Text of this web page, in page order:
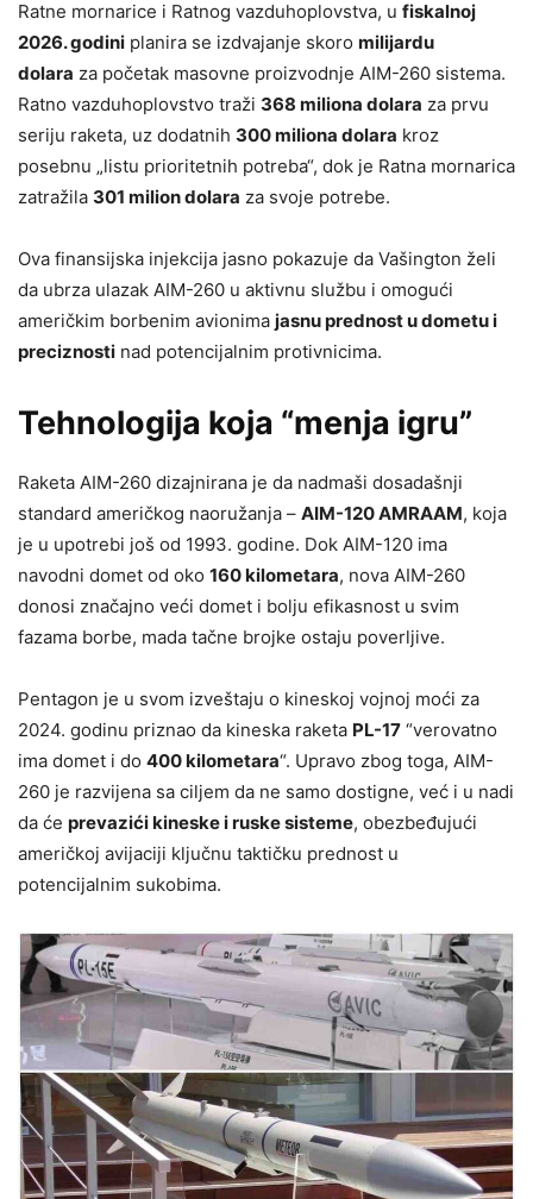
Ratne mornarice i Ratnog vazduhoplovstva, u fiskalnoj
2026. godini planira se izdvajanje skoro milijardu
dolara za početak masovne proizvodnje AIM-260 sistema.
Ratno vazduhoplovstvo traži 368 miliona dolara za prvu
seriju raketa, uz dodatnih 300 miliona dolara kroz
posebnu „listu prioritetnih potreba“, dok je Ratna mornarica
zatražila 301 milion dolara za svoje potrebe.
Ova finansijska injekcija jasno pokazuje da Vašington želi
da ubrza ulazak AIM-260 u aktivnu službu i omogući
američkim borbenim avionima jasnu prednost u dometu i
preciznosti nad potencijalnim protivnicima.
Tehnologija koja “menja igru”
Raketa AIM-260 dizajnirana je da nadmaši dosadašnji
standard američkog naoružanja – AIM-120 AMRAAM, koja
je u upotrebi još od 1993. godine. Dok AIM-120 ima
navodni domet od oko 160 kilometara, nova AIM-260
donosi značajno veći domet i bolju efikasnost u svim
fazama borbe, mada tačne brojke ostaju poverljive.
Pentagon je u svom izveštaju o kineskoj vojnoj moći za
2024. godinu priznao da kineska raketa PL-17 “verovatno
ima domet i do 400 kilometara“. Upravo zbog toga, AIM-
260 je razvijena sa ciljem da ne samo dostigne, već i u nadi
da će prevazići kineske i ruske sisteme, obezbeđujući
američkoj avijaciji ključnu taktičku prednost u
potencijalnim sukobima.